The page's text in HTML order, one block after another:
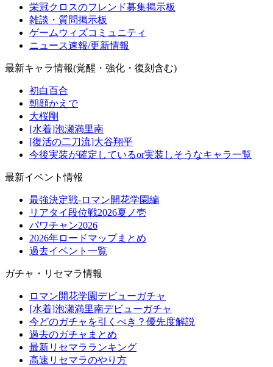
栄冠クロスのフレンド募集掲示板
雑談・質問掲示板
ゲームウィズコミュニティ
ニュース速報/更新情報
最新キャラ情報(覚醒・強化・復刻含む)
初白百合
朝顔かえで
大桜剛
[水着]泡瀬満里南
[復活の二刀流]大谷翔平
今後実装が確定しているor実装しそうなキャラ一覧
最新イベント情報
最強決定戦-ロマン開花学園編
リアタイ段位戦2026夏ノ壱
パワチャン2026
2026年ロードマップまとめ
過去イベント一覧
ガチャ・リセマラ情報
ロマン開花学園デビューガチャ
[水着]泡瀬満里南デビューガチャ
今どのガチャを引くべき？優先度解説
過去のガチャまとめ
最新リセマラランキング
高速リセマラのやり方